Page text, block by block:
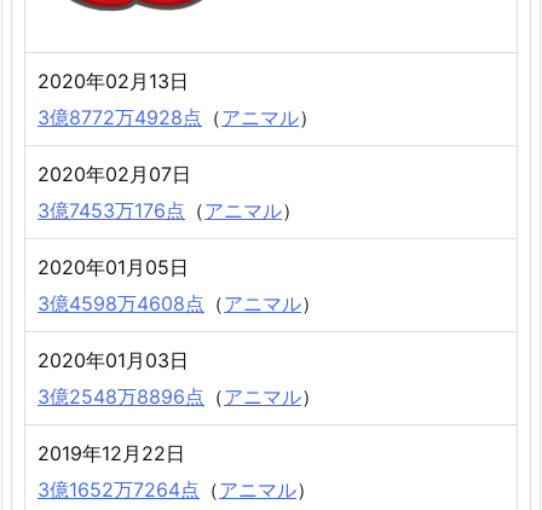
2020年02月13日
3億8772万4928点 （アニマル）
2020年02月07日
3億7453万176点 （アニマル）
2020年01月05日
3億4598万4608点 （アニマル）
2020年01月03日
3億2548万8896点 （アニマル）
2019年12月22日
3億1652万7264点 （アニマル）